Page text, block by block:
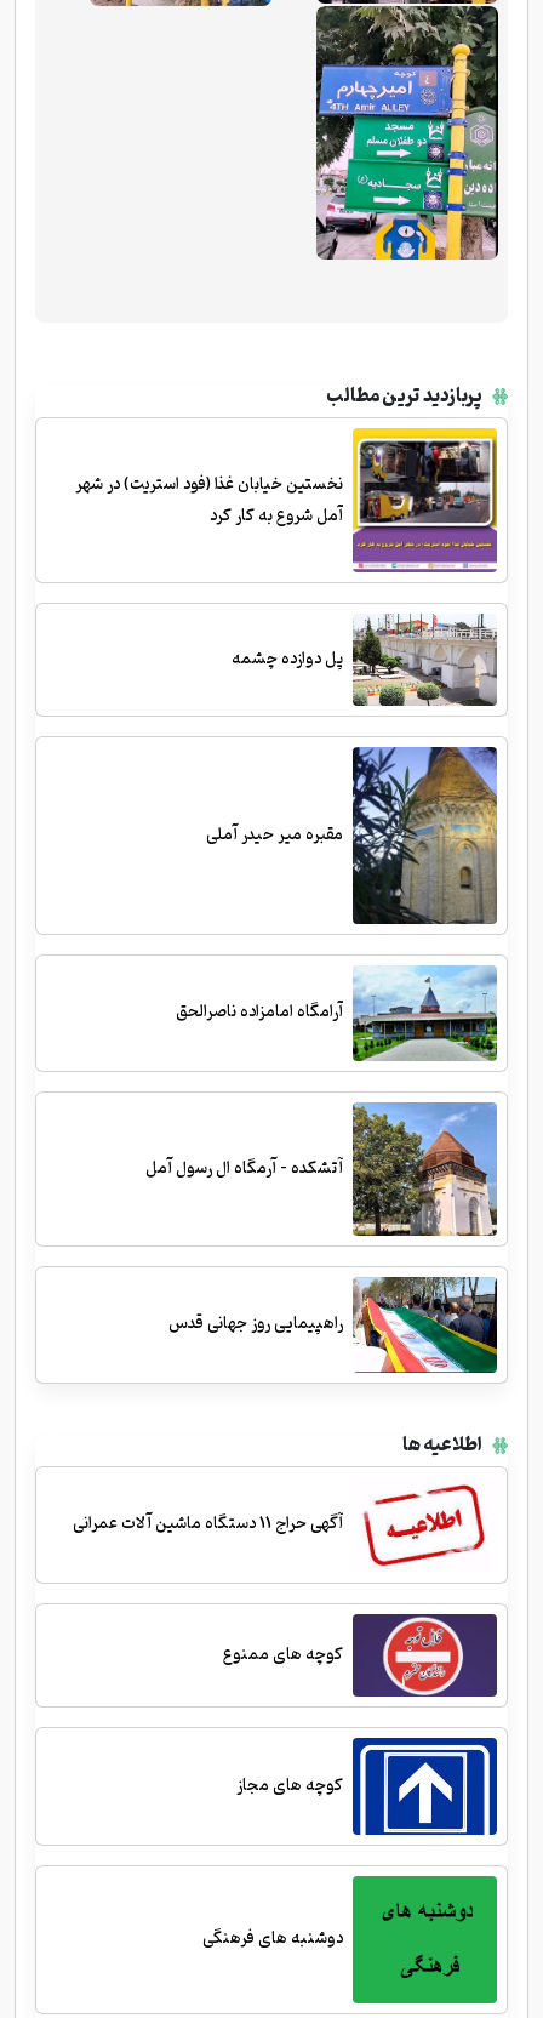
پربازدید ترین مطالب
نخستین خیابان غذا (فود استریت) در شهر
آمل شروع به کار کرد
پل دوازده چشمه
مقبره میر حیدر آملی
آرامگاه امامزاده ناصرالحق
آتشکده - آرمگاه ال رسول آمل
راهپیمایی روز جهانی قدس
اطلاعیه ها
آگهی حراج 11 دستگاه ماشین آلات عمرانی
کوچه های ممنوع
کوچه های مجاز
دوشنبه های فرهنگی